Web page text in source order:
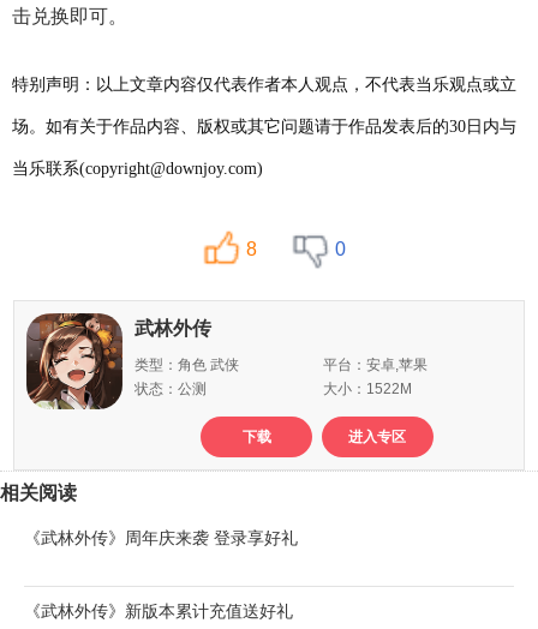
击兑换即可。
特别声明：以上文章内容仅代表作者本人观点，不代表当乐观点或立
场。如有关于作品内容、版权或其它问题请于作品发表后的30日内与
当乐联系(copyright@downjoy.com)
8 0
武林外传
类型：角色 武侠
平台：安卓,苹果
状态：公测
大小：1522M
下载 进入专区
相关阅读
《武林外传》周年庆来袭 登录享好礼
《武林外传》新版本累计充值送好礼